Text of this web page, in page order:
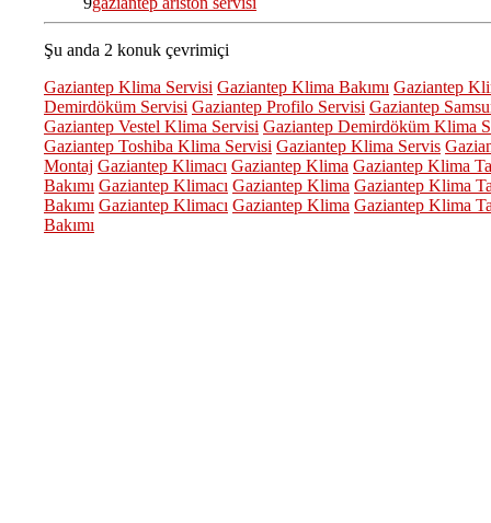
Şu anda 2 konuk çevrimiçi
Gaziantep Klima Servisi Gaziantep Klima Bakımı Gaziantep
Demirdöküm Servisi Gaziantep Profilo Servisi Gaziantep
Gaziantep Vestel Klima Servisi Gaziantep Demirdöküm Klima
Gaziantep Toshiba Klima Servisi Gaziantep Klima Servis
Montaj Gaziantep Klimacı Gaziantep Klima Gaziantep Klima
Bakımı Gaziantep Klimacı Gaziantep Klima Gaziantep Klima
Bakımı Gaziantep Klimacı Gaziantep Klima Gaziantep Klima
Bakımı